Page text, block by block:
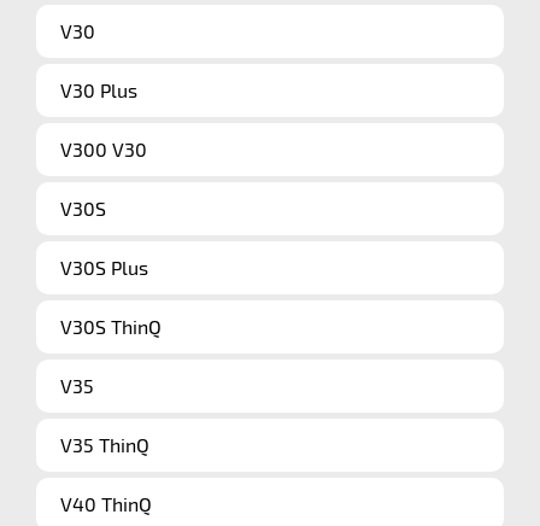
V30
V30 Plus
V300 V30
V30S
V30S Plus
V30S ThinQ
V35
V35 ThinQ
V40 ThinQ